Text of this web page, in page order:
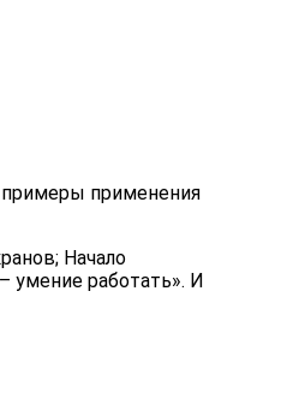
примеры применения
Начало
умение работать». И